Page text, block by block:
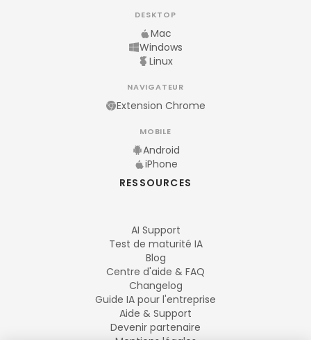
DESKTOP
Mac
Windows
Linux
NAVIGATEUR
Extension Chrome
MOBILE
Android
iPhone
RESSOURCES
AI Support
Test de maturité IA
Blog
Centre d'aide & FAQ
Changelog
Guide IA pour l'entreprise
Aide & Support
Devenir partenaire
Mentions légales